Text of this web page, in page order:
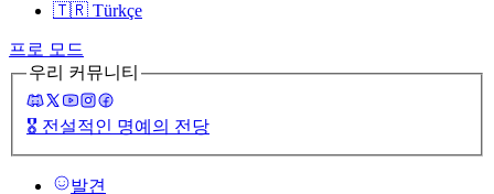
🇹🇷 Türkçe
프로 모드
우리 커뮤니티
🎖️ 전설적인 명예의 전당
발견